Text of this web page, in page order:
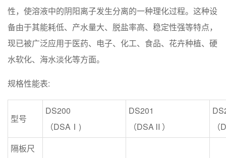
性，使溶液中的阴阳离子发生分离的一种理化过程。这种设
备由于其能耗低、产水量大、脱盐率高、稳定性强等特点，
现已被广泛应用于医药、电子、化工、食品、花卉种植、硬
水软化、海水淡化等方面。
规格性能表:
型号
DS200
（DSAⅠ)
DS201
（DSAⅡ）
隔板尺